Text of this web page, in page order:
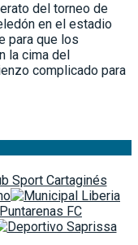
del torneo de
en el estadio
para que los
la cima del
complicado para